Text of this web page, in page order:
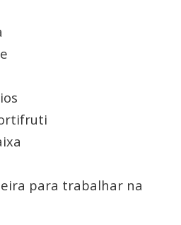
para trabalhar na